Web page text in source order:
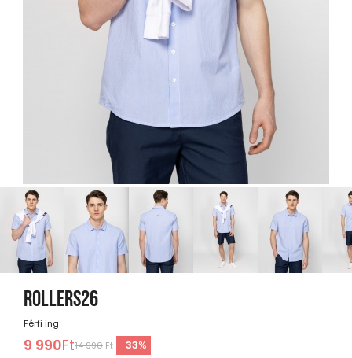
ROLLERS26
Férfi ing
9 990Ft14 990 Ft -33%